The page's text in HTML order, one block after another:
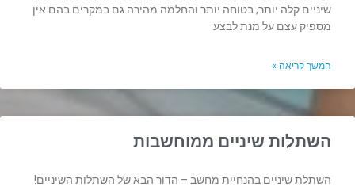
שיניים קלה יותר, בטוחה יותר והחלמה מהירה גם במקרים בהם אין
מספיק עצם על מנת לבצע
המשך קריאה »
השתלות שיניים ממוחשבות
השתלת שיניים בהנחיית מחשב – הדור הבא של השתלות השיניים!